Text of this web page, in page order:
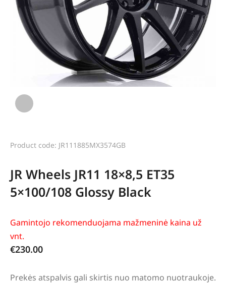
Product code: JR111885MX3574GB
JR Wheels JR11 18×8,5 ET35
5×100/108 Glossy Black
Gamintojo rekomenduojama mažmeninė kaina už
vnt.
€230.00
Prekės atspalvis gali skirtis nuo matomo nuotraukoje.